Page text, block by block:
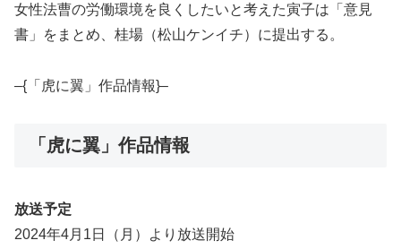
女性法曹の労働環境を良くしたいと考えた寅子は「意見
書」をまとめ、桂場（松山ケンイチ）に提出する。
–{「虎に翼」作品情報}–
「虎に翼」作品情報
放送予定
2024年4月1日（月）より放送開始